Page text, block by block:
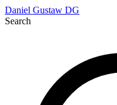
Daniel Gustaw DG
Search